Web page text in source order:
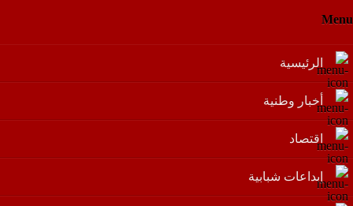
Menu
الرئيسية
أخبار وطنية
اقتصاد
إبداعات شبابية